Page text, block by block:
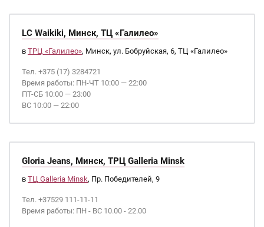
LC Waikiki, Минск, ТЦ «Галилео»
в ТРЦ «Галилео», Минск, ул. Бобруйская, 6, ТЦ «Галилео»
Тел. +375 (17) 3284721
Время работы: ПН-ЧТ 10:00 — 22:00
ПТ-СБ 10:00 — 23:00
ВС 10:00 — 22:00
Gloria Jeans, Минск, ТРЦ Galleria Minsk
в ТЦ Galleria Minsk, Пр. Победителей, 9
Тел. +37529 111-11-11
Время работы: ПН - ВС 10.00 - 22.00